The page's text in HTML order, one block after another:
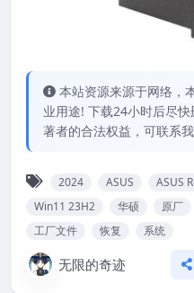
本站资源来源于网络，
业用途! 下载24小时后尽
著者的合法权益，可联系我
2024 ASUS ASUS
Win11 23H2
华硕 原厂
工厂文件
恢复 系统
无限的奇迹